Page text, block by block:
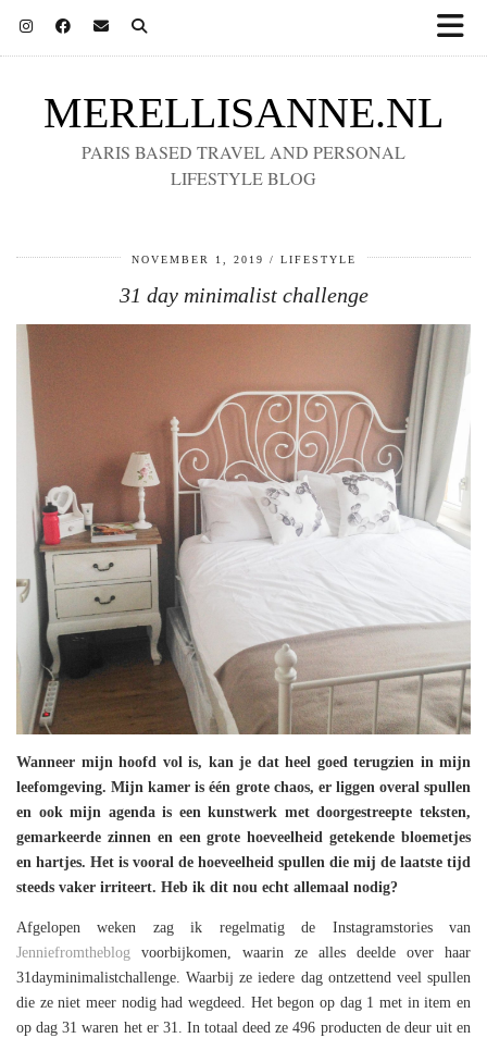
MERELLISANNE.NL
PARIS BASED TRAVEL AND PERSONAL
LIFESTYLE BLOG
NOVEMBER 1, 2019 LIFESTYLE
31 day minimalist challenge
Wanneer mijn hoofd vol is, kan je dat heel goed terugzien in mijn
leefomgeving. Mijn kamer is één grote chaos, er liggen overal spullen
en ook mijn agenda is een kunstwerk met doorgestreepte teksten,
gemarkeerde zinnen en een grote hoeveelheid getekende bloemetjes
en hartjes. Het is vooral de hoeveelheid spullen die mij de laatste tijd
steeds vaker irriteert. Heb ik dit nou echt allemaal nodig?
Afgelopen weken zag ik regelmatig de Instagramstories van
Jenniefromtheblog voorbijkomen, waarin ze alles deelde over haar
31dayminimalistchallenge. Waarbij ze iedere dag ontzettend veel spullen
die ze niet meer nodig had wegdeed. Het begon op dag 1 met in item en
op dag 31 waren het er 31. In totaal deed ze 496 producten de deur uit en